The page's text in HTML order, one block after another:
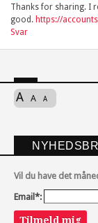
Thanks for sharing. I
good. https://
Svar
A A A
Vil du have det
Email*:
Tilmeld mig